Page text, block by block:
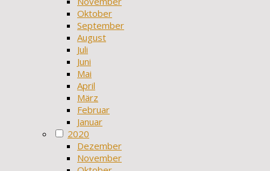
Oktober
September
August
Juli
Juni
Mai
April
März
Februar
Januar
2020
Dezember
November